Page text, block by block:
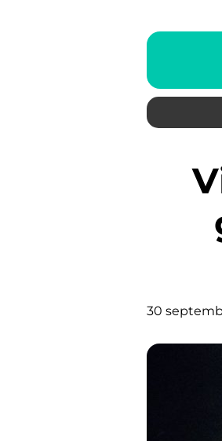
Vita badrum: En komplett
30